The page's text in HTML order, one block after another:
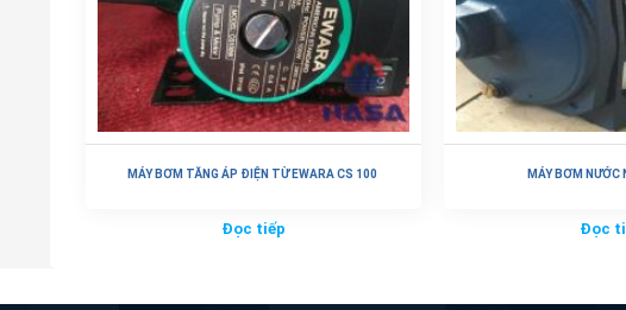
MÁY BƠM TĂNG ÁP ĐIỆN TỪ EWARA CS 100
Đọc tiếp
MÁY BƠM NƯỚC
Đọc